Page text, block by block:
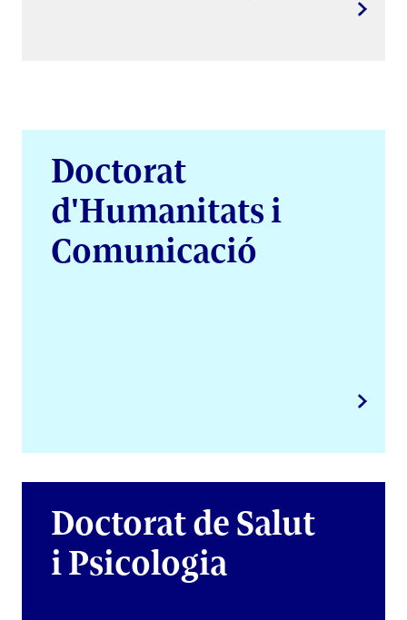
Doctorat
d'Humanitats i
Comunicació
Doctorat de Salut
i Psicologia